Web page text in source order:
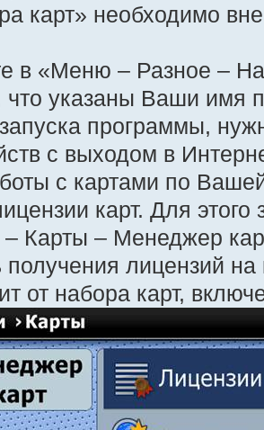
карт» необходимо
в «Меню – Разное –
что указаны Ваши имя
программы,
с выходом в
с картами по
карт. Для
– Карты – Менеджер
лицензий
от набора карт,